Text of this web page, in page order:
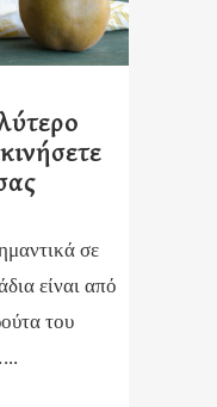
σε
είναι από
του